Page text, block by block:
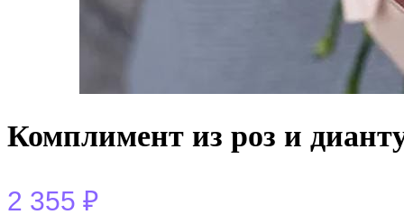
Комплимент из роз и
2 355 ₽